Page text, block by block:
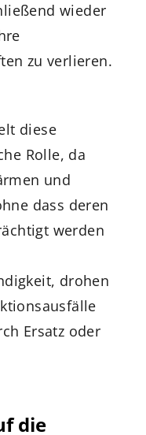
wieder
zu verlieren.
diese
Rolle, da
und
dass deren
werden
drohen
Ersatz oder
die